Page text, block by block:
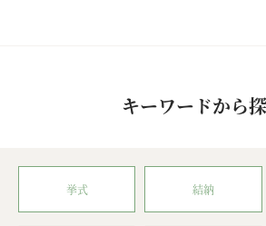
キーワードから
挙式 結納